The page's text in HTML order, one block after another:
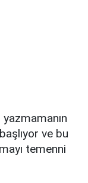
ve bu
temenni